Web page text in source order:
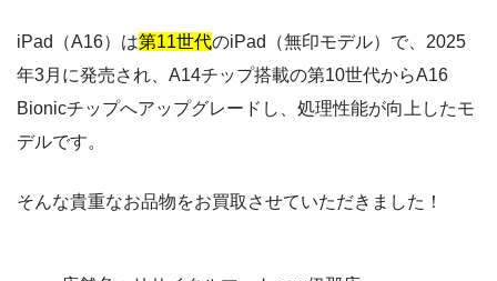
iPad（A16）は第11世代のiPad（無印モデル）で、2025
年3月に発売され、A14チップ搭載の第10世代からA16
Bionicチップへアップグレードし、処理性能が向上したモ
デルです。
そんな貴重なお品物をお買取させていただきました！